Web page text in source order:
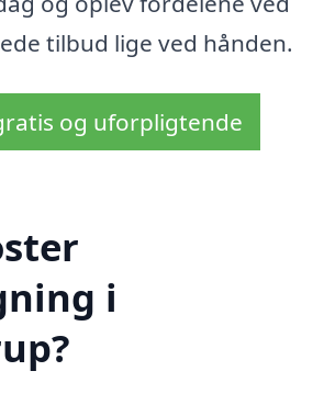
tilbud lige ved hånden.
og uforpligtende
i